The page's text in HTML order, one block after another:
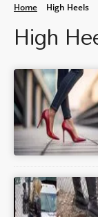
Home High Heels
High